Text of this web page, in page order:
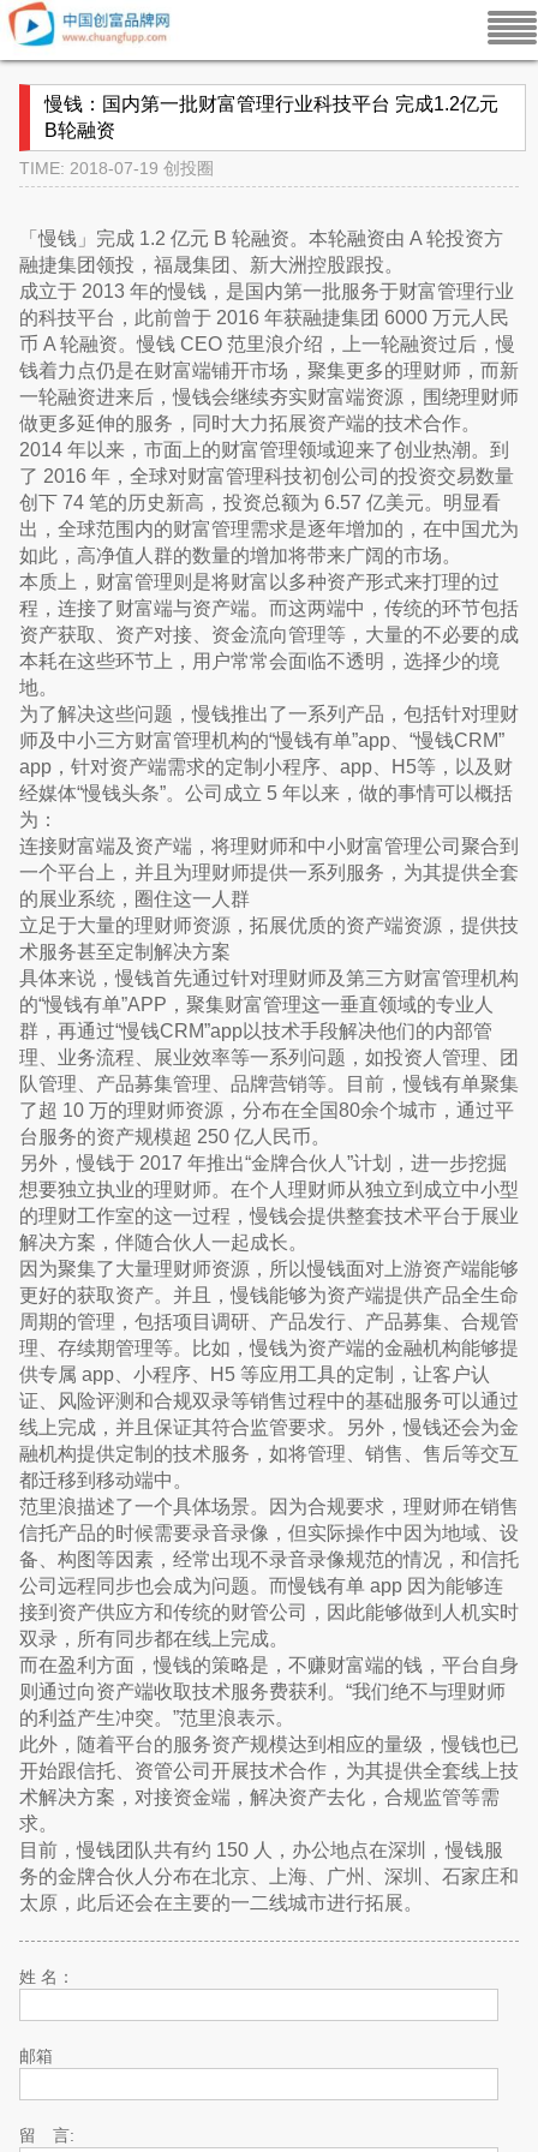
慢钱：国内第一批财富管理行业科技平台 完成1.2亿元
B轮融资
TIME: 2018-07-19 创投圈
「慢钱」完成 1.2 亿元 B 轮融资。本轮融资由 A 轮投资方
融捷集团领投，福晟集团、新大洲控股跟投。
成立于 2013 年的慢钱，是国内第一批服务于财富管理行业
的科技平台，此前曾于 2016 年获融捷集团 6000 万元人民
币 A 轮融资。慢钱 CEO 范里浪介绍，上一轮融资过后，慢
钱着力点仍是在财富端铺开市场，聚集更多的理财师，而新
一轮融资进来后，慢钱会继续夯实财富端资源，围绕理财师
做更多延伸的服务，同时大力拓展资产端的技术合作。
2014 年以来，市面上的财富管理领域迎来了创业热潮。到
了 2016 年，全球对财富管理科技初创公司的投资交易数量
创下 74 笔的历史新高，投资总额为 6.57 亿美元。明显看
出，全球范围内的财富管理需求是逐年增加的，在中国尤为
如此，高净值人群的数量的增加将带来广阔的市场。
本质上，财富管理则是将财富以多种资产形式来打理的过
程，连接了财富端与资产端。而这两端中，传统的环节包括
资产获取、资产对接、资金流向管理等，大量的不必要的成
本耗在这些环节上，用户常常会面临不透明，选择少的境
地。
为了解决这些问题，慢钱推出了一系列产品，包括针对理财
师及中小三方财富管理机构的“慢钱有单”app、“慢钱CRM”
app，针对资产端需求的定制小程序、app、H5等，以及财
经媒体“慢钱头条”。公司成立 5 年以来，做的事情可以概括
为：
连接财富端及资产端，将理财师和中小财富管理公司聚合到
一个平台上，并且为理财师提供一系列服务，为其提供全套
的展业系统，圈住这一人群
立足于大量的理财师资源，拓展优质的资产端资源，提供技
术服务甚至定制解决方案
具体来说，慢钱首先通过针对理财师及第三方财富管理机构
的“慢钱有单”APP，聚集财富管理这一垂直领域的专业人
群，再通过“慢钱CRM”app以技术手段解决他们的内部管
理、业务流程、展业效率等一系列问题，如投资人管理、团
队管理、产品募集管理、品牌营销等。目前，慢钱有单聚集
了超 10 万的理财师资源，分布在全国80余个城市，通过平
台服务的资产规模超 250 亿人民币。
另外，慢钱于 2017 年推出“金牌合伙人”计划，进一步挖掘
想要独立执业的理财师。在个人理财师从独立到成立中小型
的理财工作室的这一过程，慢钱会提供整套技术平台于展业
解决方案，伴随合伙人一起成长。
因为聚集了大量理财师资源，所以慢钱面对上游资产端能够
更好的获取资产。并且，慢钱能够为资产端提供产品全生命
周期的管理，包括项目调研、产品发行、产品募集、合规管
理、存续期管理等。比如，慢钱为资产端的金融机构能够提
供专属 app、小程序、H5 等应用工具的定制，让客户认
证、风险评测和合规双录等销售过程中的基础服务可以通过
线上完成，并且保证其符合监管要求。另外，慢钱还会为金
融机构提供定制的技术服务，如将管理、销售、售后等交互
都迁移到移动端中。
范里浪描述了一个具体场景。因为合规要求，理财师在销售
信托产品的时候需要录音录像，但实际操作中因为地域、设
备、构图等因素，经常出现不录音录像规范的情况，和信托
公司远程同步也会成为问题。而慢钱有单 app 因为能够连
接到资产供应方和传统的财管公司，因此能够做到人机实时
双录，所有同步都在线上完成。
而在盈利方面，慢钱的策略是，不赚财富端的钱，平台自身
则通过向资产端收取技术服务费获利。“我们绝不与理财师
的利益产生冲突。”范里浪表示。
此外，随着平台的服务资产规模达到相应的量级，慢钱也已
开始跟信托、资管公司开展技术合作，为其提供全套线上技
术解决方案，对接资金端，解决资产去化，合规监管等需
求。
目前，慢钱团队共有约 150 人，办公地点在深圳，慢钱服
务的金牌合伙人分布在北京、上海、广州、深圳、石家庄和
太原，此后还会在主要的一二线城市进行拓展。
姓 名：
邮箱
留 言: